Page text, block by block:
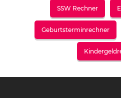
SSW Rechner
Geburtsterminrechner